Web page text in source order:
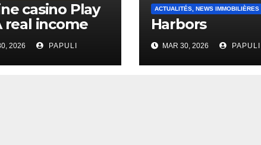
casino Play
real income
2026 PAPULI
ACTUALITÉS, NEWS IMMOBILIÈRES
Harbors
MAR 30, 2026 PAPULI